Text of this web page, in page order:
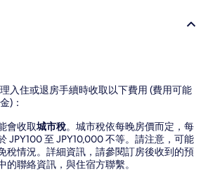
入住或退房手續時收取以下費用 (費用可能
)：
會收取城市稅。城市稅依每晚房價而定，每
JPY100 至 JPY10,000 不等。請注意，可能
稅情況。詳細資訊，請參閱訂房後收到的預
的聯絡資訊，與住宿方聯繫。